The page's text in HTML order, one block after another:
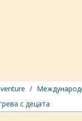
/
с децата